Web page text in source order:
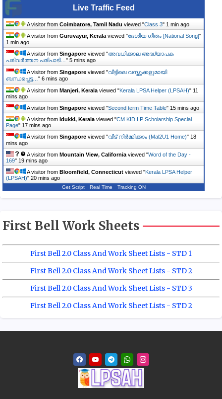
Live Traffic Feed
A visitor from Coimbatore, Tamil Nadu viewed "Class 3" 1 min ago
A visitor from Guruvayur, Kerala viewed "ദേശീയ ഗീതം [National Song]"
1 min ago
A visitor from Singapore viewed "അവധിക്കാല അദ്ധ്യാപക
പരിവര്‍ത്തന പരിപാടി… " 5 mins ago
A visitor from Singapore viewed "വീട്ടിലെ വസ്തുക്കളുമായി
ബന്ധപ്പെട്ട… " 6 mins ago
A visitor from Manjeri, Kerala viewed "Kerala LPSA Helper (LPSAH)" 11
mins ago
A visitor from Singapore viewed "Second term Time Table" 15 mins ago
A visitor from Idukki, Kerala viewed "CM KID LP Scholarship Special
Page" 17 mins ago
A visitor from Singapore viewed "വീട് നിർമ്മിക്കാം (Mal2U1 Home)" 18
mins ago
A visitor from Mountain View, California viewed "Word of the Day -
169" 19 mins ago
A visitor from Bloomfield, Connecticut viewed "Kerala LPSA Helper
(LPSAH)" 20 mins ago
Get Script Real Time Tracking ON
First Bell Work Sheets
First Bell 2.0 Class And Work Sheet Lists - STD 1
First Bell 2.0 Class And Work Sheet Lists - STD 2
First Bell 2.0 Class And Work Sheet Lists - STD 3
First Bell 2.0 Class And Work Sheet Lists - STD 2